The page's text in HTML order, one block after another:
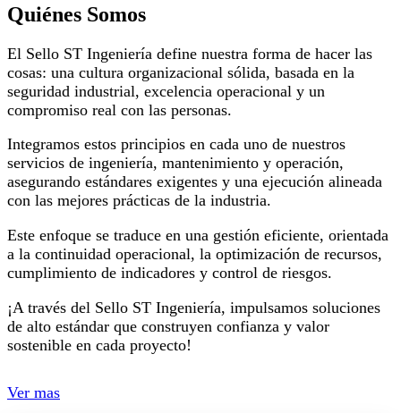
Quiénes Somos
El Sello ST Ingeniería define nuestra forma de hacer las
cosas: una cultura organizacional sólida, basada en la
seguridad industrial, excelencia operacional y un
compromiso real con las personas.
Integramos estos principios en cada uno de nuestros
servicios de ingeniería, mantenimiento y operación,
asegurando estándares exigentes y una ejecución alineada
con las mejores prácticas de la industria.
Este enfoque se traduce en una gestión eficiente, orientada
a la continuidad operacional, la optimización de recursos,
cumplimiento de indicadores y control de riesgos.
¡A través del Sello ST Ingeniería, impulsamos soluciones
de alto estándar que construyen confianza y valor
sostenible en cada proyecto!
Ver mas